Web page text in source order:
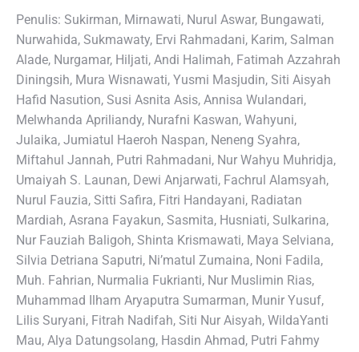
Penulis: Sukirman, Mirnawati, Nurul Aswar, Bungawati,
Nurwahida, Sukmawaty, Ervi Rahmadani, Karim, Salman
Alade, Nurgamar, Hiljati, Andi Halimah, Fatimah Azzahrah
Diningsih, Mura Wisnawati, Yusmi Masjudin, Siti Aisyah
Hafid Nasution, Susi Asnita Asis, Annisa Wulandari,
Melwhanda Apriliandy, Nurafni Kaswan, Wahyuni,
Julaika, Jumiatul Haeroh Naspan, Neneng Syahra,
Miftahul Jannah, Putri Rahmadani, Nur Wahyu Muhridja,
Umaiyah S. Launan, Dewi Anjarwati, Fachrul Alamsyah,
Nurul Fauzia, Sitti Safira, Fitri Handayani, Radiatan
Mardiah, Asrana Fayakun, Sasmita, Husniati, Sulkarina,
Nur Fauziah Baligoh, Shinta Krismawati, Maya Selviana,
Silvia Detriana Saputri, Ni’matul Zumaina, Noni Fadila,
Muh. Fahrian, Nurmalia Fukrianti, Nur Muslimin Rias,
Muhammad Ilham Aryaputra Sumarman, Munir Yusuf,
Lilis Suryani, Fitrah Nadifah, Siti Nur Aisyah, WildaYanti
Mau, Alya Datungsolang, Hasdin Ahmad, Putri Fahmy